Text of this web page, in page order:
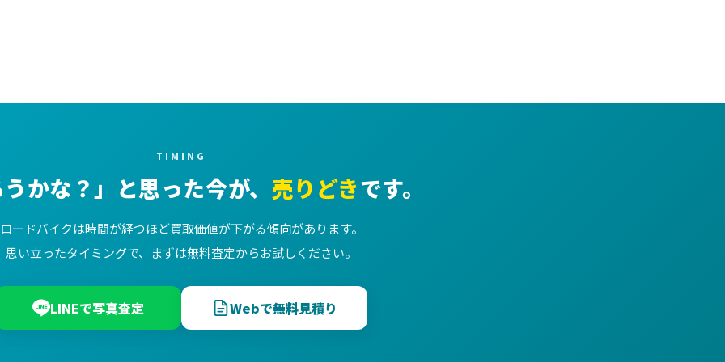
TIMING
かな？」と思った今が、 売りどきです。
ロードバイクは時間が経つほど買取価値が下がる傾向があります。
思い立ったタイミングで、まずは無料査定からお試しください。
LINEで写真査定 Webで無料見積り